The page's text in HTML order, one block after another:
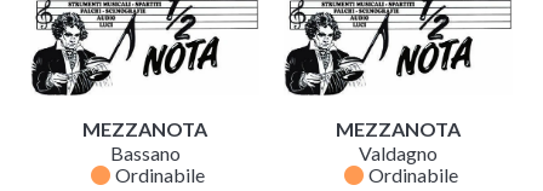
MEZZANOTA
Bassano
fiber_manual_record Ordinabile
MEZZANOTA
Valdagno
fiber_manual_record Ordinabile